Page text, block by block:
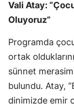
Vali Atay:
Oluyoruz”
Programda
ortak
sünnet
bulundu. Atay,
dinimizde emir